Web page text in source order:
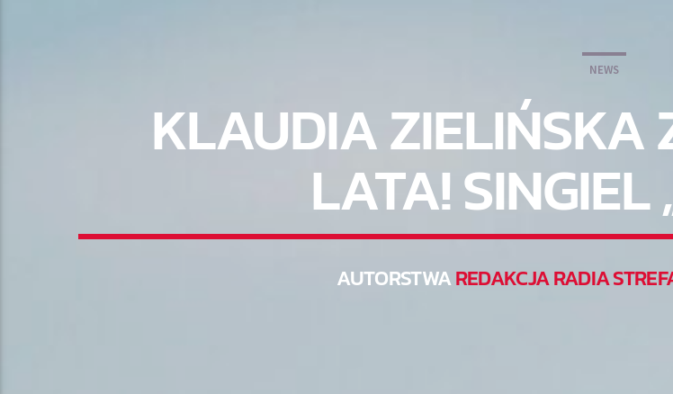
NEWS
KLAUDIA ZIELIŃSKA
LATA! SINGIEL
AUTORSTWAREDAKCJA RADIA